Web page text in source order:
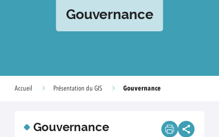
Gouvernance
Accueil Présentation du GIS Gouvernance
Gouvernance